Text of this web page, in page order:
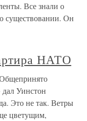
Все знали о
существовании. Он
НАТО
дал Уинстон
Это не так. Ветры
цветущим,